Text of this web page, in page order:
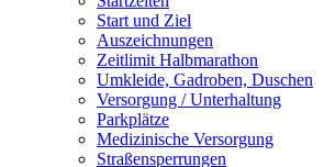
Start und Ziel
Auszeichnungen
Zeitlimit Halbmarathon
Umkleide, Gadroben, Duschen
Versorgung / Unterhaltung
Parkplätze
Medizinische Versorgung
Straßensperrungen